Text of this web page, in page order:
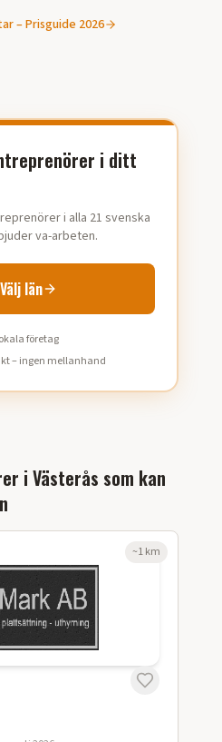
– Prisguide 2026
i ditt
i alla 21 svenska
va-arbeten.
Välj län
företag
– ingen mellanhand
iVästerås som kan
~1km